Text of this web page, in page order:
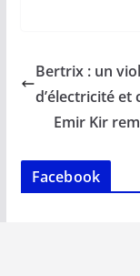
b
o
o
k
l
Bertrix : un
d’électricité et
Emir Kir
Facebook